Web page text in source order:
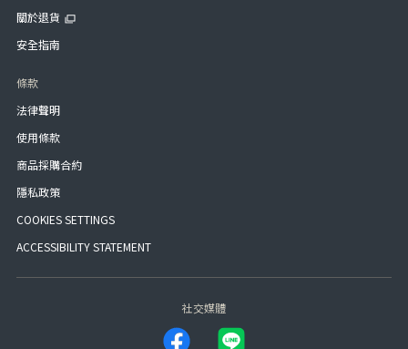
關於退貨
安全指南
條款
法律聲明
使用條款
商品採購合約
隱私政策
COOKIES SETTINGS
ACCESSIBILITY STATEMENT
社交媒體